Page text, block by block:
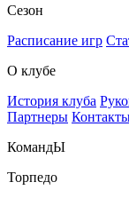
Сезон
Расписание игр
О клубе
История клуба
Партнеры
КомандЫ
Торпедо